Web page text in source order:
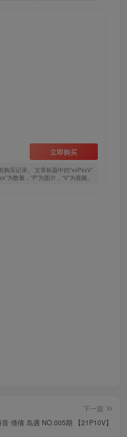
立即购买
买记录。 文章标题中的“xxPxxV”
为数量，“P”为图片，“V”为视频。
下一篇
音 倩倩 岛遇 NO.005期 【21P10V】